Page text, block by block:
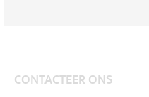
CONTACTEER ONS